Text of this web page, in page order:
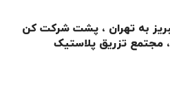
22 جاده تبریز به تهران ، پشت شرکت کن
مجتمع تزریق پلاستیک